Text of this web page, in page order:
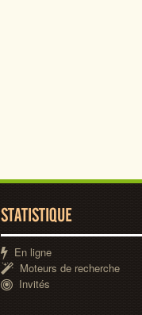
STATISTIQUE
En ligne
Moteurs de recherche
Invités